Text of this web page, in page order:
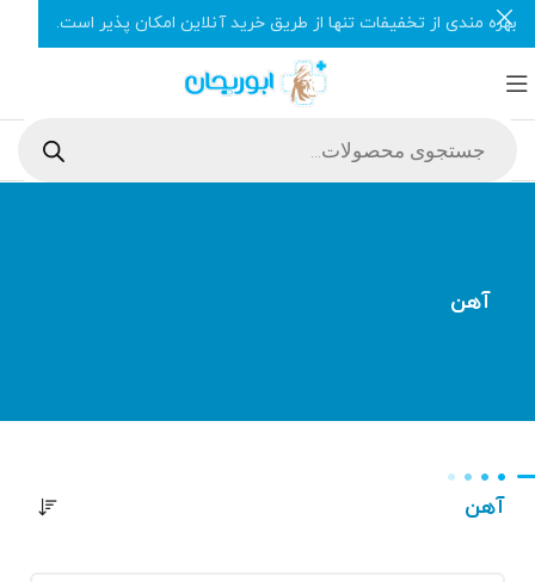
آهن
آهن
بهره مندی از تخفیفات تنها از طریق خرید آنلاین امکان پذیر است.